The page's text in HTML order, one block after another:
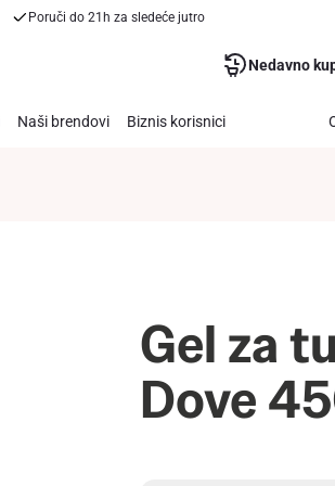
Poruči do 21h za sledeće jutro
Nedavno
Naši brendovi Biznis korisnici
Gel za
Dove